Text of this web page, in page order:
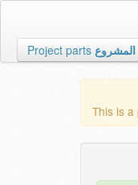
Project parts المشروع
This is